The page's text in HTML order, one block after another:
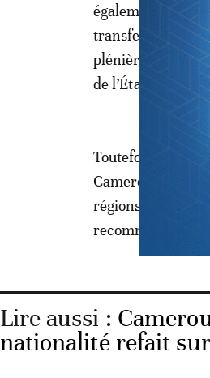
également la
transfert effectif
plénières, les
de l’État telles
Toutefois, il a été
Cameroun, le
régions. Par
Lire aussi :
nationalité refait